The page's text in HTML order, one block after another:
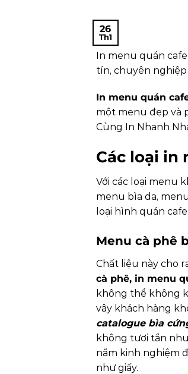
26
Th1
In menu quán
tín, chuyên
In menu quán
một menu đẹp và
Cùng In Nhanh
Các loại in
Với các loại menu
menu bìa da,
loại hình quán
Menu cà phê
Chất liệu này cho
cà phê, in menu
không thể không
vậy khách hàng
catalogue bìa
không tươi tắn
năm kinh nghiệm
như giấy.